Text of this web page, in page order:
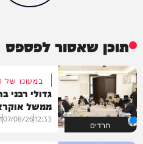
תוכן שאסור לפספס
חרדים
במעונו
גדולי רבני
ממשל
12:33
07/08/26